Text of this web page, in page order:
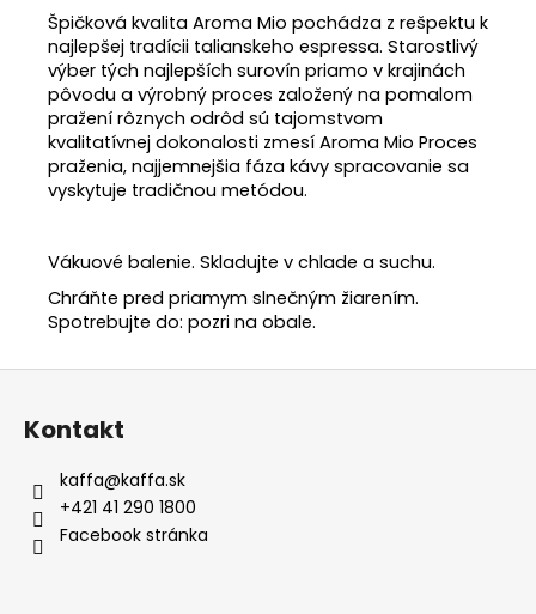
Špičková kvalita Aroma Mio pochádza z rešpektu k
najlepšej tradícii talianskeho espressa. Starostlivý
výber tých najlepších surovín priamo v krajinách
pôvodu a výrobný proces založený na pomalom
pražení rôznych odrôd sú tajomstvom
kvalitatívnej dokonalosti zmesí Aroma Mio Proces
praženia, najjemnejšia fáza kávy spracovanie sa
vyskytuje tradičnou metódou.
Vákuové balenie. Skladujte v chlade a suchu.
Chráňte pred priamym slnečným žiarením.
Spotrebujte do: pozri na obale.
Z
Kontakt
kaffa@kaffa.sk
+421 41 290 1800
Facebook stránka